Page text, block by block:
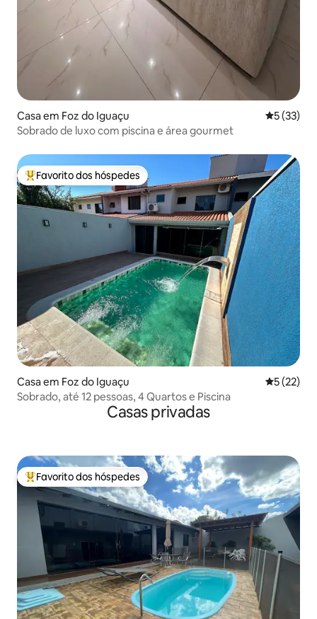
Casa em Foz do Iguaçu
5 (33)
Sobrado de luxo com piscina e área gourmet
Favoritos dos hóspedes mais apreciados
Favorito dos hóspedes
Casa em Foz do Iguaçu
5 (22)
Sobrado, até 12 pessoas, 4 Quartos e Piscina
Casas privadas
Favoritos dos hóspedes mais apreciados
Favorito dos hóspedes